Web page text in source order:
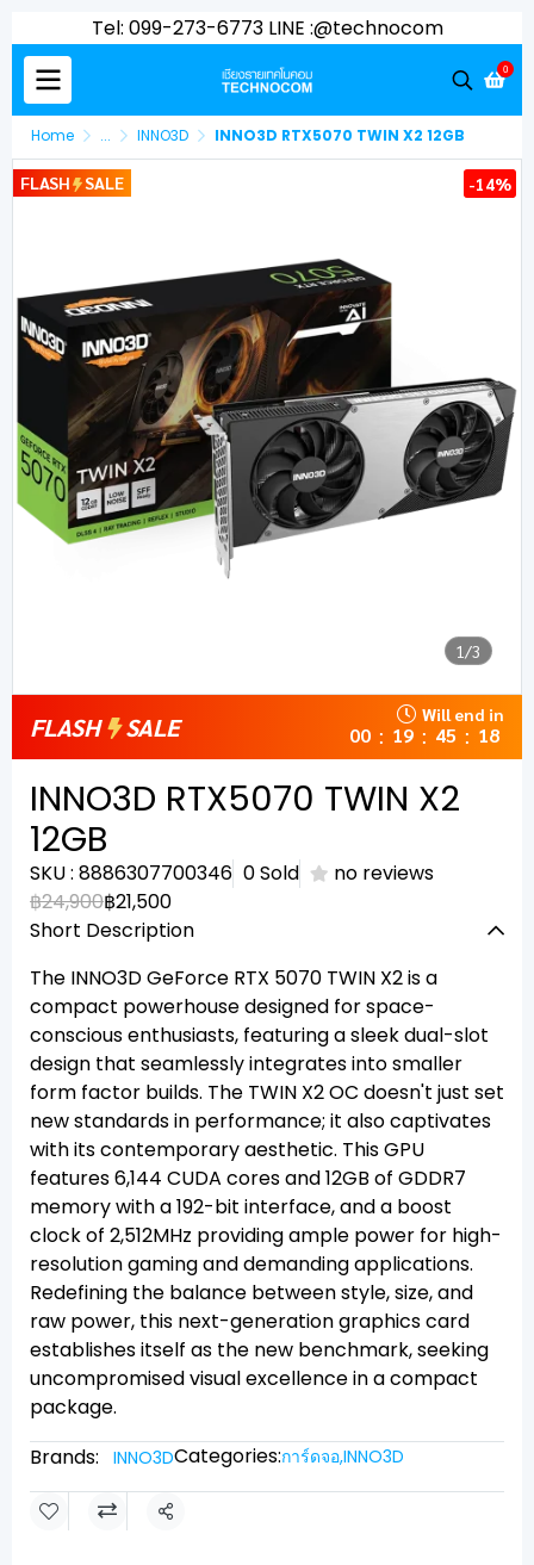
Tel: 099-273-6773 LINE :@technocom
0
Home ... INNO3D INNO3D RTX5070 TWIN X2 12GB
1/3
FLASH SALE -14%
FLASH SALE Will end in
00 : 19 : 45 : 18
INNO3D RTX5070 TWIN X2
12GB
SKU : 8886307700346 0 Sold
no reviews
฿24,900฿21,500
Short Description
The INNO3D GeForce RTX 5070 TWIN X2 is a
compact powerhouse designed for space-
conscious enthusiasts, featuring a sleek dual-slot
design that seamlessly integrates into smaller
form factor builds. The TWIN X2 OC doesn't just set
new standards in performance; it also captivates
with its contemporary aesthetic. This GPU
features 6,144 CUDA cores and 12GB of GDDR7
memory with a 192-bit interface, and a boost
clock of 2,512MHz providing ample power for high-
resolution gaming and demanding applications.
Redefining the balance between style, size, and
raw power, this next-generation graphics card
establishes itself as the new benchmark, seeking
uncompromised visual excellence in a compact
package.
Brands:
INNO3DCategories:การ์ดจอ,INNO3D
Share